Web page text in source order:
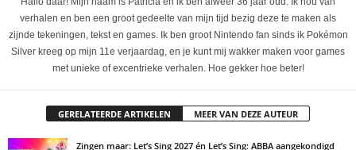
verhalen en ben een groot gedeelte van mijn tijd bezig deze te maken als
zijnde tekeningen, tekst en games. Ik ben groot Nintendo fan sinds ik Pokémon
Silver kreeg op mijn 11e verjaardag, en je kunt mij wakker maken voor games
met unieke of excentrieke verhalen. Hoe gekker hoe beter!
GERELATEERDE ARTIKELEN MEER VAN DEZE AUTEUR
Zingen maar: Let’s Sing 2027 én Let’s Sing: ABBA aangekondigd